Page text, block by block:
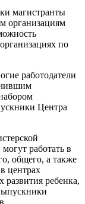
магистранты
организациям
по
работодатели
Центра
работать в
общего, а также
центрах
развития ребенка,